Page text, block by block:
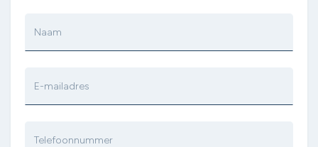
Naam
E-mailadres
Telefoonnummer